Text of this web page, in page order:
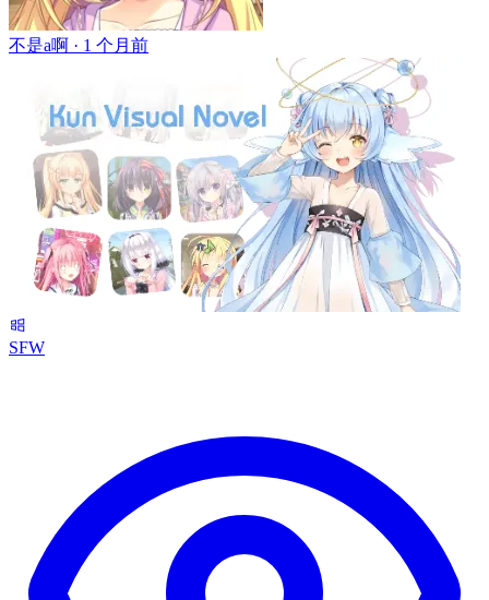
不是a啊 · 1 个月前
SFW